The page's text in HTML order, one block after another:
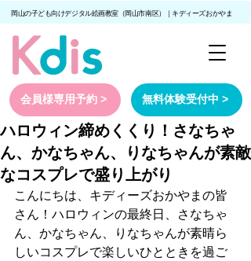
岡山の子ども向けデジタル絵画教室（岡山市南区）｜キディーズおかやま
会員様専用予約 > 無料体験受付中 >
ハロウィン締めくくり！さなちゃ
ん、かなちゃん、りなちゃんが素敵
なコスプレで盛り上がり
こんにちは、キディーズおかやまの皆
さん！ハロウィンの最終日、さなちゃ
ん、かなちゃん、りなちゃんが素晴ら
しいコスプレで楽しいひとときを過ご